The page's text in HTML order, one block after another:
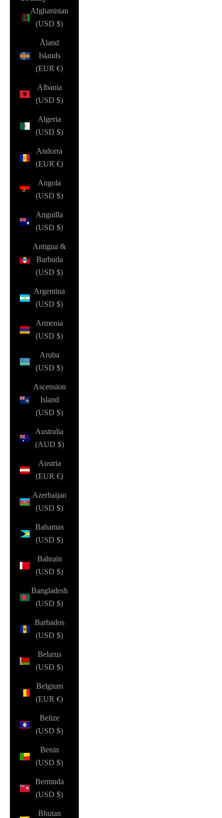
Afghanistan
(USD $)
Åland
Islands
(EUR €)
Albania
(USD $)
Algeria
(USD $)
Andorra
(EUR €)
Angola
(USD $)
Anguilla
(USD $)
Antigua &
Barbuda
(USD $)
Argentina
(USD $)
Armenia
(USD $)
Aruba
(USD $)
Ascension
Island
(USD $)
Australia
(AUD $)
Austria
(EUR €)
Azerbaijan
(USD $)
Bahamas
(USD $)
Bahrain
(USD $)
Bangladesh
(USD $)
Barbados
(USD $)
Belarus
(USD $)
Belgium
(EUR €)
Belize
(USD $)
Benin
(USD $)
Bermuda
(USD $)
Bhutan